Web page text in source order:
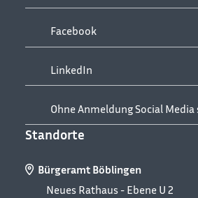
Facebook
LinkedIn
Ohne Anmeldung Social Media
Standorte
Bürgeramt Böblingen
Neues Rathaus - Ebene U 2